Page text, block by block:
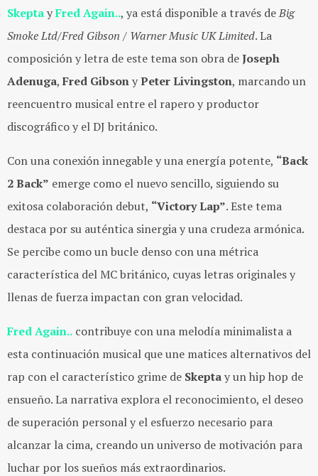
SkeptayFred Again.., ya está disponible a través deBig
Smoke Ltd/Fred Gibson / Warner Music UK Limited. La
composición y letra de este tema son obra deJoseph
Adenuga, Fred GibsonyPeter Livingston, marcando un
reencuentro musical entre el rapero y productor
discográfico y el DJ británico.
Con una conexión innegable y una energía potente, “Back
2 Back” emerge como el nuevo sencillo, siguiendo su
exitosa colaboración debut, “Victory Lap”. Este tema
destaca por su auténtica sinergia y una crudeza armónica.
Se percibe como un bucle denso con una métrica
característica del MC británico, cuyas letras originales y
llenas de fuerza impactan con gran velocidad.
Fred Again.. contribuye con una melodía minimalista a
esta continuación musical que une matices alternativos del
rap con el característico grime de Skeptay un hip hop de
ensueño. La narrativa explora el reconocimiento, el deseo
de superación personal y el esfuerzo necesario para
alcanzar la cima, creando un universo de motivación para
luchar por los sueños más extraordinarios.